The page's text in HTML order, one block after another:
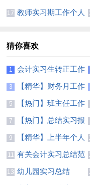
合12篇
17 教师实习期工作个人
猜你喜欢
1
会计实习生转正工作
总结7篇
3
【精华】财务月工作
总结3篇
5
【热门】班主任工作
总结模板汇总7篇
7
【热门】总结实习报
告范文汇总七篇
9
【精华】上半年个人
工作总结范文5篇
11
有关会计实习总结范
文八篇
13 幼儿园实习总结